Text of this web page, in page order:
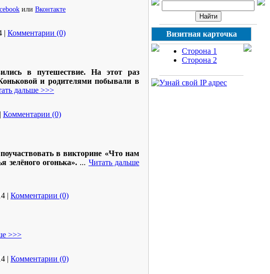
или Вконтакте
| Комментарии (0)
в путешествие. На этот раз
и родителями побывали в
дальше >>>
| Комментарии (0)
в викторине «Что нам
зелёного огонька». ... Читать дальше
| Комментарии (0)
>>>
| Комментарии (0)
Визитная карточка
Сторона 1
Сторона 2